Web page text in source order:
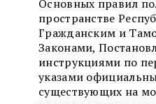
Основных правил
пространстве
Гражданским и
Законами,
инструкциями по
указами
существующих на